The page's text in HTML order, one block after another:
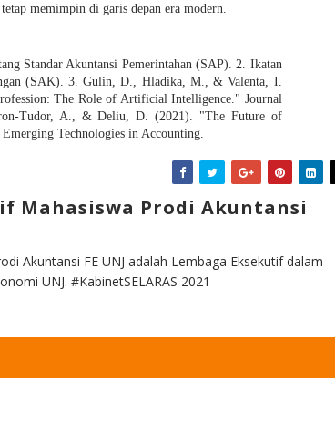
memimpin di garis depan era modern.
Standar Akuntansi Pemerintahan (SAP). 2. Ikatan
(SAK). 3. Gulin, D., Hladika, M., & Valenta, I.
The Role of Artificial Intelligence." Journal
Tudor, A., & Deliu, D. (2021). "The Future of
Technologies in Accounting.
Mahasiswa Prodi Akuntansi
Akuntansi FE UNJ adalah Lembaga Eksekutif dalam
UNJ. #KabinetSELARAS 2021